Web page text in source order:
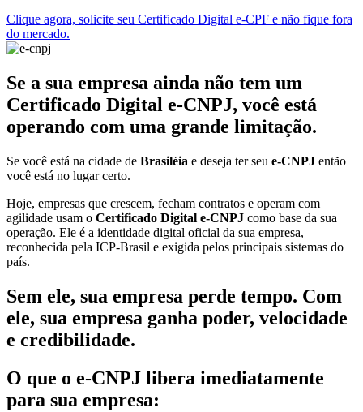
Clique agora, solicite seu Certificado Digital e-CPF e não fique fora
do mercado.
Se a sua empresa ainda não tem um
Certificado Digital e-CNPJ, você está
operando com uma grande limitação.
Se você está na cidade de Brasiléia e deseja ter seu e-CNPJ então
você está no lugar certo.
Hoje, empresas que crescem, fecham contratos e operam com
agilidade usam o Certificado Digital e-CNPJ como base da sua
operação. Ele é a identidade digital oficial da sua empresa,
reconhecida pela ICP-Brasil e exigida pelos principais sistemas do
país.
Sem ele, sua empresa perde tempo. Com
ele, sua empresa ganha poder, velocidade
e credibilidade.
O que o e-CNPJ libera imediatamente
para sua empresa: